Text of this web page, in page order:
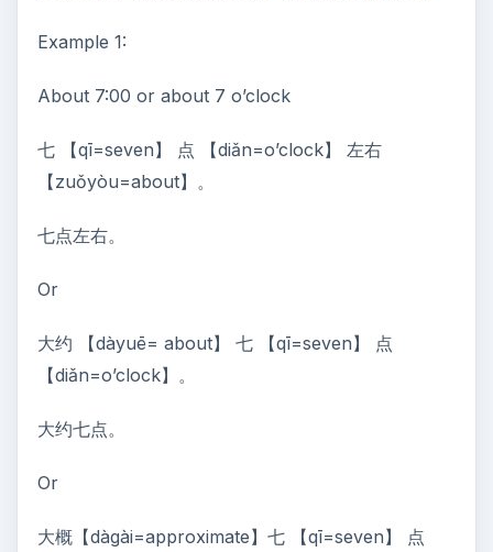
Example 1:
About 7:00 or about 7 o’clock
七 【qī=seven】 点 【diǎn=o’clock】 左右
【zuǒyòu=about】。
七点左右。
Or
大约 【dàyuē= about】 七 【qī=seven】 点
【diǎn=o’clock】。
大约七点。
Or
大概【dàgài=approximate】七 【qī=seven】 点